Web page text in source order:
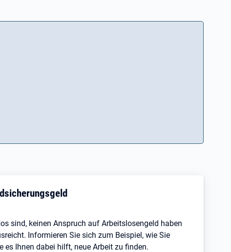
sind, keinen Anspruch auf Arbeitslosengeld haben
Informieren Sie sich zum Beispiel, wie Sie
Ihnen dabei hilft, neue Arbeit zu finden.